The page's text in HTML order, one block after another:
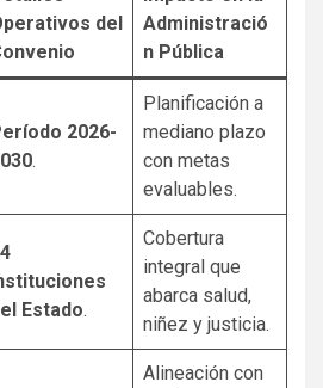
del
Administració
n Pública
2026-
.
Planificación a
mediano plazo
con metas
evaluables.
Estado.
Cobertura
integral que
abarca salud,
niñez y justicia.
Alineación con